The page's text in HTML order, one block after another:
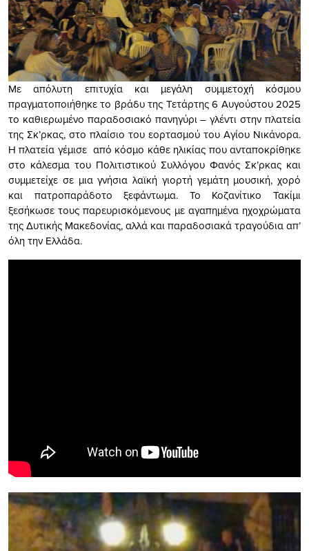
Με απόλυτη επιτυχία και μεγάλη συμμετοχή κόσμου
πραγματοποιήθηκε το βράδυ της Τετάρτης 6 Αυγούστου 2025
το καθιερωμένο παραδοσιακό πανηγύρι – γλέντι στην πλατεία
της Σκ’ρκας, στο πλαίσιο του εορτασμού του Αγίου Νικάνορα.
Η πλατεία γέμισε από κόσμο κάθε ηλικίας που ανταποκρίθηκε
στο κάλεσμα του Πολιτιστικού Συλλόγου Φανός Σκ’ρκας και
συμμετείχε σε μια γνήσια λαϊκή γιορτή γεμάτη μουσική, χορό
και πατροπαράδοτο ξεφάντωμα. Το Κοζανίτικο Τακίμι
ξεσήκωσε τους παρευρισκόμενους με αγαπημένα ηχοχρώματα
της Δυτικής Μακεδονίας, αλλά και παραδοσιακά τραγούδια απ’
όλη την Ελλάδα.